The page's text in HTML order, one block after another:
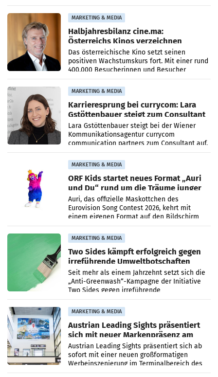
MARKETING & MEDIA
Halbjahresbilanz cine.ma:
Österreichs Kinos verzeichnen
400.000 Besucher mehr
Das österreichische Kino setzt seinen
positiven Wachstumskurs fort. Mit einer rund
400.000 Besucherinnen und Besucher
höheren Nettoreichweite im ersten Halbjahr
2026 gegenüber dem
MARKETING & MEDIA
Karrieresprung bei currycom: Lara
Gstöttenbauer steigt zum Consultant
auf
Lara Gstöttenbauer steigt bei der Wiener
Kommunikationsagentur currycom
communication partners zum Consultant auf.
Die 27-jährige Beraterin betreut Kundinnen
und Kunden in den Bereichen
MARKETING & MEDIA
ORF Kids startet neues Format „Auri
und Du“ rund um die Träume junger
Menschen
Auri, das offizielle Maskottchen des
Eurovision Song Contest 2026, kehrt mit
einem eigenen Format auf den Bildschirm
zurück. In der neuen Sendung „Auri und Du“
bei ORF Kids steht
MARKETING & MEDIA
Two Sides kämpft erfolgreich gegen
irreführende Umweltbotschaften
beim Papiereinsatz
Seit mehr als einem Jahrzehnt setzt sich die
„Anti-Greenwash“-Kampagne der Initiative
Two Sides gegen irreführende
Umweltaussagen bei Papierkommunikation
und papierbasierten Verpackungen
MARKETING & MEDIA
Austrian Leading Sights präsentiert
sich mit neuer Markenpräsenz am
Flughafen Wien
Austrian Leading Sights präsentiert sich ab
sofort mit einer neuen großformatigen
Werbeinszenierung im Terminalbereich des
Flughafen Wien. Die Präsenz befindet sich im